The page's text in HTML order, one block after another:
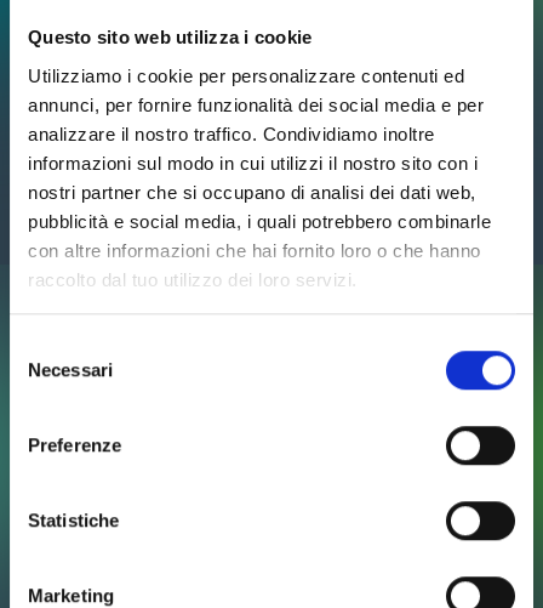
Questo sito web utilizza i cookie
Utilizziamo i cookie per personalizzare contenuti ed
annunci, per fornire funzionalità dei social media e per
analizzare il nostro traffico. Condividiamo inoltre
informazioni sul modo in cui utilizzi il nostro sito con i
nostri partner che si occupano di analisi dei dati web,
pubblicità e social media, i quali potrebbero combinarle
con altre informazioni che hai fornito loro o che hanno
raccolto dal tuo utilizzo dei loro servizi.
delNecessari
Preferenze
Statistiche
Marketing
Gallery